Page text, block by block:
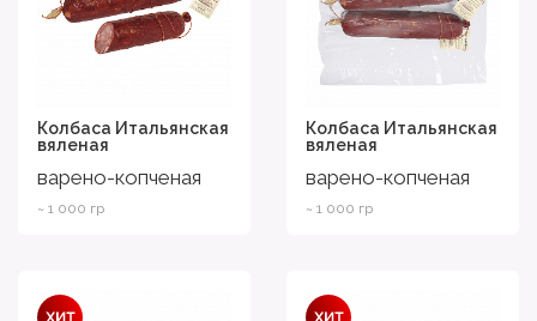
Колбаса Итальянская
вяленая
варено-копченая
~ 1 000 гр
Колбаса Итальянская
вяленая
варено-копченая
~ 1 000 гр